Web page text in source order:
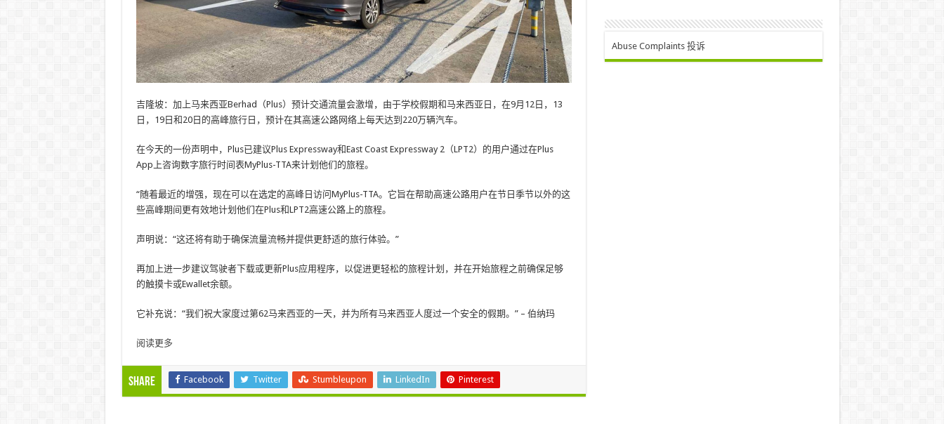
吉隆坡：加上马来西亚Berhad（Plus）预计交通流量会激增，由于学校假期和马来西亚日，在9月12日，13
日，19日和20日的高峰旅行日，预计在其高速公路网络上每天达到220万辆汽车。
在今天的一份声明中，Plus已建议Plus Expressway和East Coast Expressway 2（LPT2）的用户通过在Plus
App上咨询数字旅行时间表MyPlus-TTA来计划他们的旅程。
“随着最近的增强，现在可以在选定的高峰日访问MyPlus-TTA。它旨在帮助高速公路用户在节日季节以外的这
些高峰期间更有效地计划他们在Plus和LPT2高速公路上的旅程。
声明说：“这还将有助于确保流量流畅并提供更舒适的旅行体验。”
再加上进一步建议驾驶者下载或更新Plus应用程序，以促进更轻松的旅程计划，并在开始旅程之前确保足够
的触摸卡或Ewallet余额。
它补充说：“我们祝大家度过第62马来西亚的一天，并为所有马来西亚人度过一个安全的假期。” – 伯纳玛
阅读更多
Share Facebook Twitter Stumbleupon LinkedIn Pinterest
Abuse Complaints 投诉